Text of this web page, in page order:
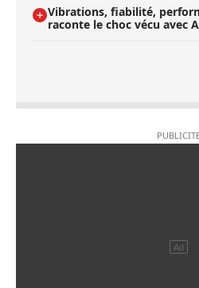
Vibrations, fiabilité,
raconte le choc vécu avec